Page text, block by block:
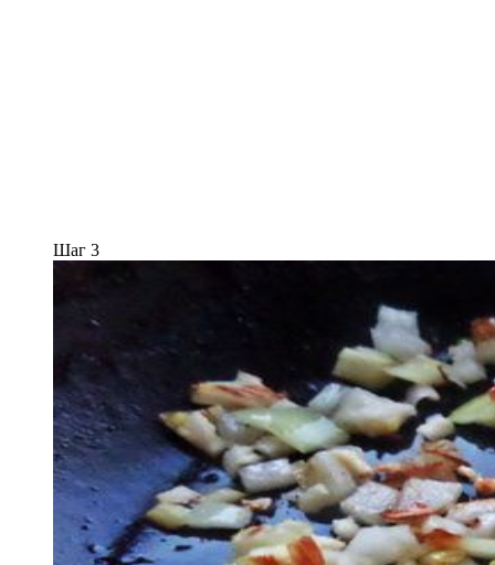
Шаг 3